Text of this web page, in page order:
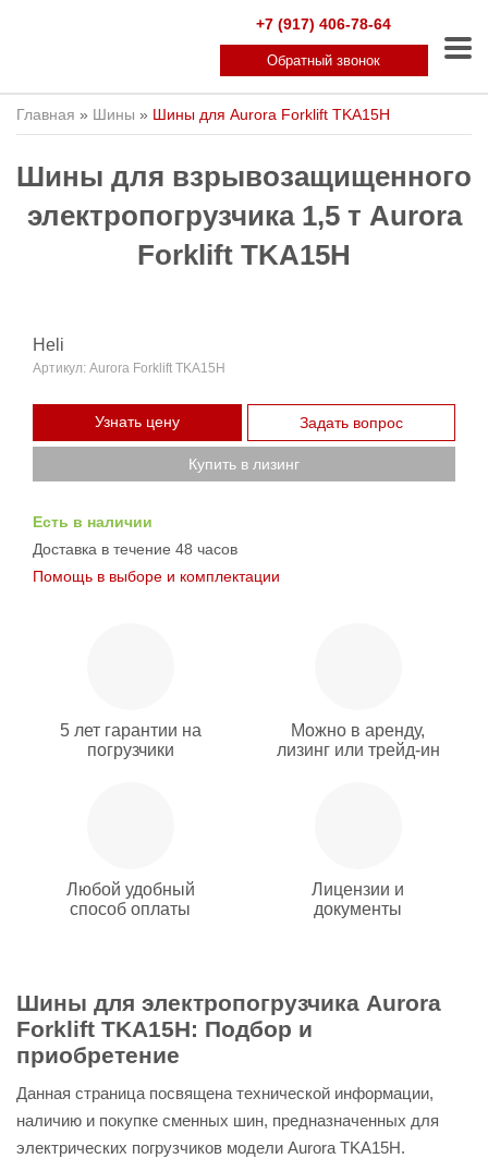
+7 (917) 406-78-64
Обратный звонок
Главная » Шины » Шины для Aurora Forklift TKA15H
Шины для взрывозащищенного
электропогрузчика 1,5 т Aurora
Forklift TKA15H
Heli
Артикул: Aurora Forklift TKA15H
Узнать цену Задать вопрос
Купить в лизинг
Есть в наличии
Доставка в течение 48 часов
Помощь в выборе и комплектации
5 лет гарантии на
погрузчики
Можно в аренду,
лизинг или трейд-ин
Любой удобный
способ оплаты
Лицензии и
документы
Шины для электропогрузчика Aurora
Forklift TKA15H: Подбор и
приобретение
Данная страница посвящена технической информации,
наличию и покупке сменных шин, предназначенных для
электрических погрузчиков модели Aurora TKA15H.